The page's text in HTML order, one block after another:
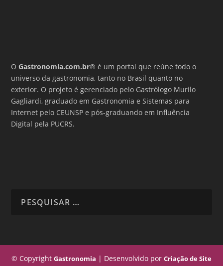
OGastronomia.com.br® é um portal que reúne todo o
universo da gastronomia, tanto no Brasil quanto no
exterior. O projeto é gerenciado pelo Gastrólogo Murilo
Gagliardi, graduado em Gastronomia e Sistemas para
Internet pelo CEUNSP e pós-graduando em Influência
Digital pela PUCRS.
© Copyright Gastronomia | Desenvolvido por Criação de Site